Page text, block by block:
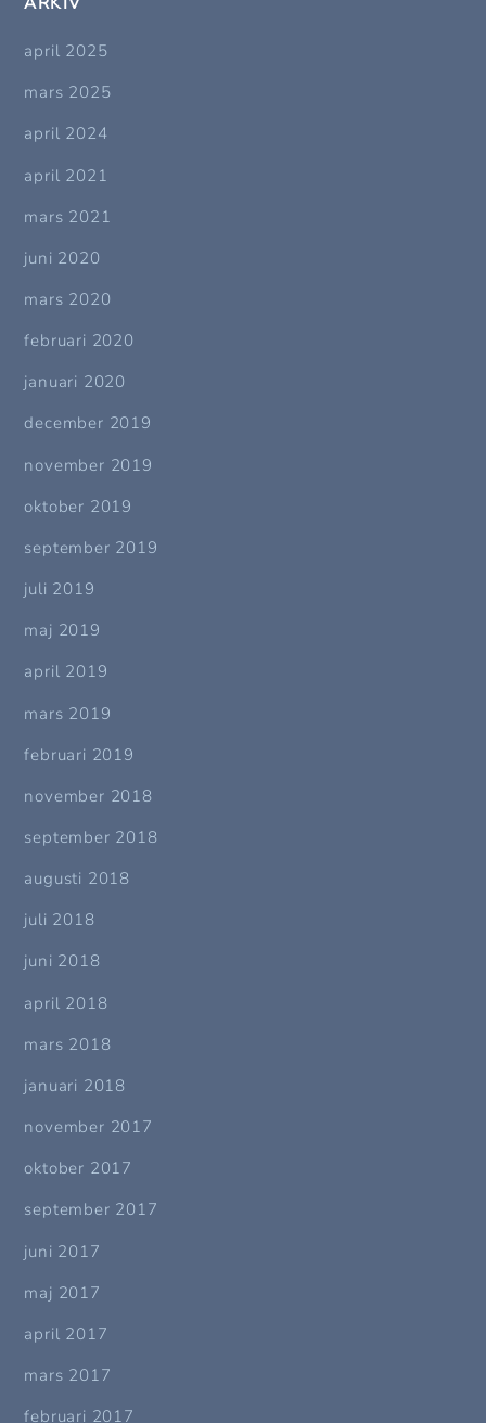
april 2025
mars 2025
april 2024
april 2021
mars 2021
juni 2020
mars 2020
februari 2020
januari 2020
december 2019
november 2019
oktober 2019
september 2019
juli 2019
maj 2019
april 2019
mars 2019
februari 2019
november 2018
september 2018
augusti 2018
juli 2018
juni 2018
april 2018
mars 2018
januari 2018
november 2017
oktober 2017
september 2017
juni 2017
maj 2017
april 2017
mars 2017
februari 2017